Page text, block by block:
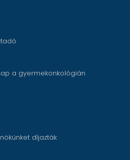
a gyermekonkológián
díjazták